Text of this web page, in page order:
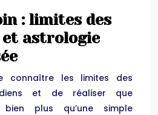
: limites des
et astrologie
connaître les limites des
et de réaliser que
bien plus qu’une simple